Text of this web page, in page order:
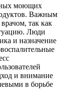
моющих
Важным
так как
Люди
и назначение
и внимание
в борьбе